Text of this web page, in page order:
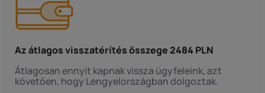
Az átlagos visszatérítés összege 2484 PLN
Átlagosan ennyit kapnak vissza ügyfeleink, azt
követően, hogy Lengyelországban dolgoztak.